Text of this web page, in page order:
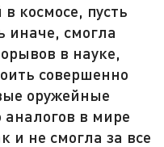
космосе, пусть
иначе, смогла
в науке,
совершенно
оружейные
в мире
и не смогла за все